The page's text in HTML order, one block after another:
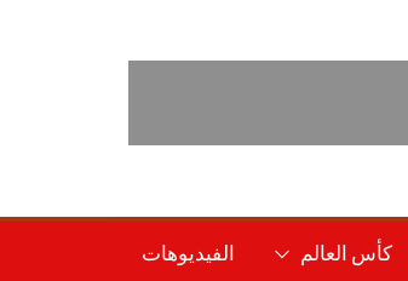
كأس العالم الفيديوهات